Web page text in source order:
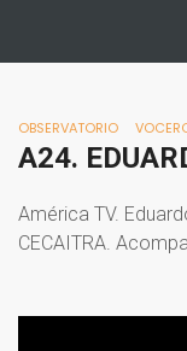
OBSERVATORIO
A24.
América TV.
CECAITRA.